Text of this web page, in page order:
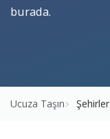
burada.
Ucuza Taşın Şehirler